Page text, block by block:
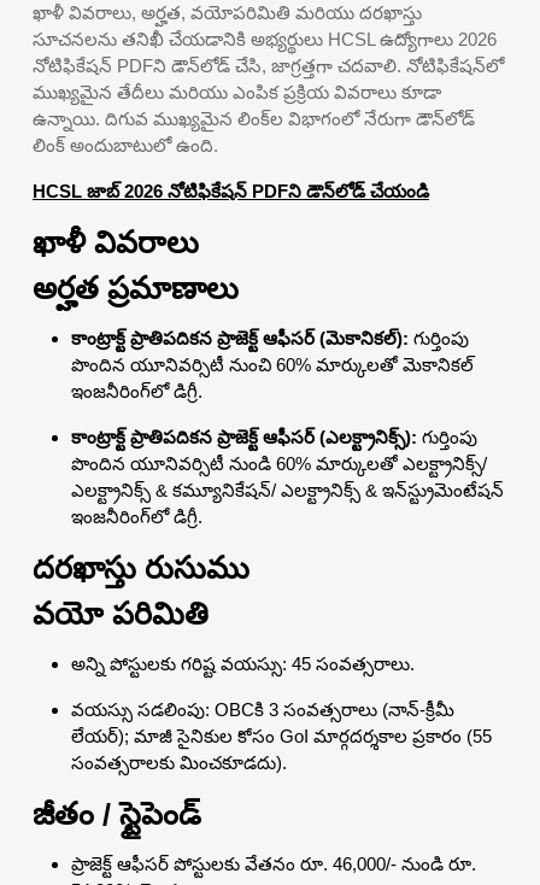
ఖాళీ వివరాలు, అర్హత, వయోపరిమితి మరియు దరఖాస్తు
సూచనలను తనిఖీ చేయడానికి అభ్యర్థులు HCSL ఉద్యోగాలు 2026
నోటిఫికేషన్ PDFని డౌన్‌లోడ్ చేసి, జాగ్రత్తగా చదవాలి. నోటిఫికేషన్‌లో
ముఖ్యమైన తేదీలు మరియు ఎంపిక ప్రక్రియ వివరాలు కూడా
ఉన్నాయి. దిగువ ముఖ్యమైన లింక్‌ల విభాగంలో నేరుగా డౌన్‌లోడ్
లింక్ అందుబాటులో ఉంది.
HCSL జాబ్ 2026 నోటిఫికేషన్ PDFని డౌన్‌లోడ్ చేయండి
ఖాళీ వివరాలు
అర్హత ప్రమాణాలు
కాంట్రాక్ట్ ప్రాతిపదికన ప్రాజెక్ట్ ఆఫీసర్ (మెకానికల్): గుర్తింపు
పొందిన యూనివర్సిటీ నుంచి 60% మార్కులతో మెకానికల్
ఇంజనీరింగ్‌లో డిగ్రీ.
కాంట్రాక్ట్ ప్రాతిపదికన ప్రాజెక్ట్ ఆఫీసర్ (ఎలక్ట్రానిక్స్): గుర్తింపు
పొందిన యూనివర్సిటీ నుండి 60% మార్కులతో ఎలక్ట్రానిక్స్/
ఎలక్ట్రానిక్స్ & కమ్యూనికేషన్/ ఎలక్ట్రానిక్స్ & ఇన్‌స్ట్రుమెంటేషన్
ఇంజనీరింగ్‌లో డిగ్రీ.
దరఖాస్తు రుసుము
వయో పరిమితి
అన్ని పోస్టులకు గరిష్ట వయస్సు: 45 సంవత్సరాలు.
వయస్సు సడలింపు: OBCకి 3 సంవత్సరాలు (నాన్-క్రీమీ
లేయర్); మాజీ సైనికుల కోసం GoI మార్గదర్శకాల ప్రకారం (55
సంవత్సరాలకు మించకూడదు).
జీతం / స్టైపెండ్
ప్రాజెక్ట్ ఆఫీసర్ పోస్టులకు వేతనం రూ. 46,000/- నుండి రూ.